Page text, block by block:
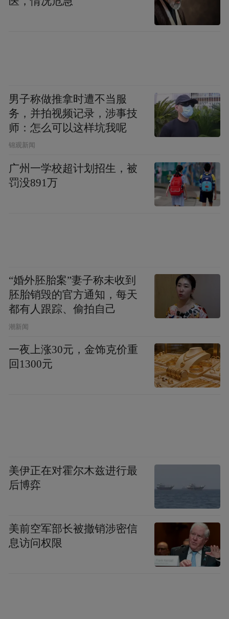
男子称做推拿时遭不当服
务，并拍视频记录，涉事技
师：怎么可以这样坑我呢
锦观新闻
广州一学校超计划招生，被
罚没891万
“婚外胚胎案”妻子称未收到
胚胎销毁的官方通知，每天
都有人跟踪、偷拍自己
潮新闻
一夜上涨30元，金饰克价重
回1300元
美伊正在对霍尔木兹进行最
后博弈
美前空军部长被撤销涉密信
息访问权限